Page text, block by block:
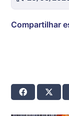
Compartilhar